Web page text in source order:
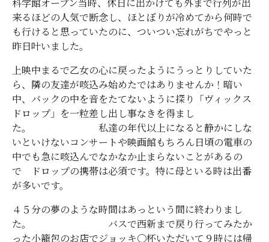
来るほどの人気で断念し、ほとぼりが冷めてから何時で
も行けると思っていたのに、ついつい忘れがちでやっと
昨日叶いました。
上映中まるで乙女の心に戻ったようにうっとりしていた
ら、隣の友達が咳込み始めたではありませんか！暗い
中、バックの中を音をたてないように探り「ヴィックス
ドロップ」を一粒差し出し事なきを得まし
た。 私達の年代以上になると静かにしな
いといけないコンサートや映画館もちろん日頃の電車の
中でも急に咳込んでなかなか止まらないことがあるの
で ドロップの携帯は必須です。特に母といる時は出番
が多いです。
４５分の夢のような時間はあっという間に終わりまし
た。 バスで西新まで戻り行ってみたか
った小籠包のお店でジョッキ〇杯いただいて９時には帰